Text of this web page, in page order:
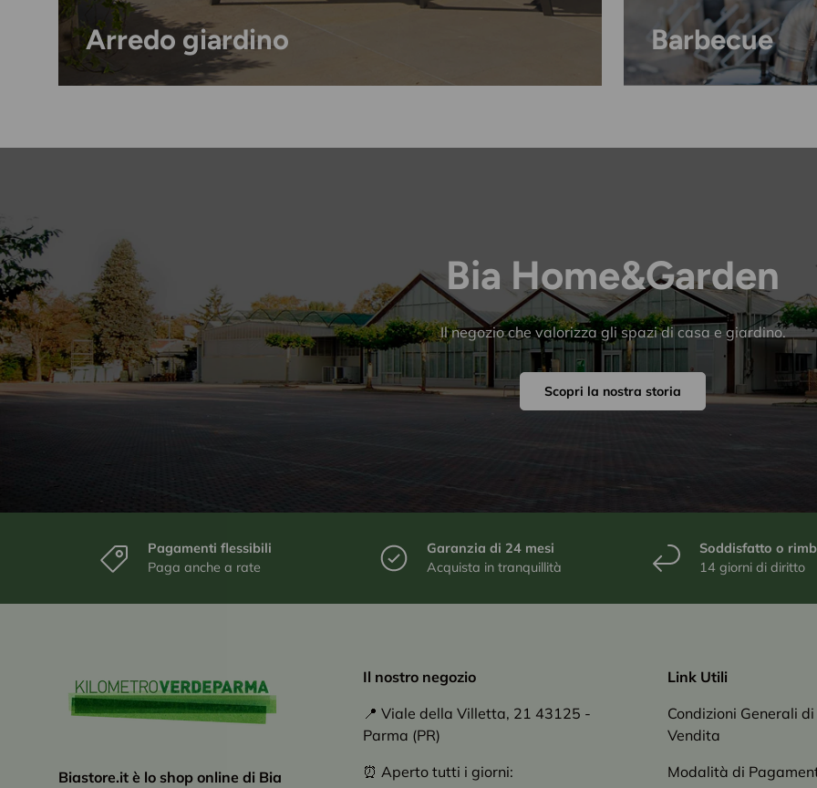
Arredo giardino Barbecue
Bia Home&Garden
Il negozio che valorizza gli spazi di casa e giardino.
Scopri la nostra storia
Pagamenti flessibili
Paga anche a rate
Garanzia di 24 mesi
Acquista in tranquillità
Soddisfatto o
14 giorni di diritto
Biastore.it è lo shop online di Bia
Il nostro negozio
📍 Viale della Villetta, 21 43125 -
Parma (PR)
⏰ Aperto tutti i giorni:
Link Utili
Condizioni Generali di
Vendita
Modalità di